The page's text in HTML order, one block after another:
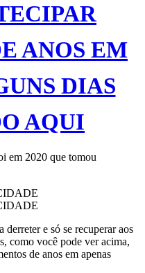
ANOS EM
DIAS
AQUI
em 2020 que tomou
e só se recuperar aos
como você pode ver acima,
de anos em apenas